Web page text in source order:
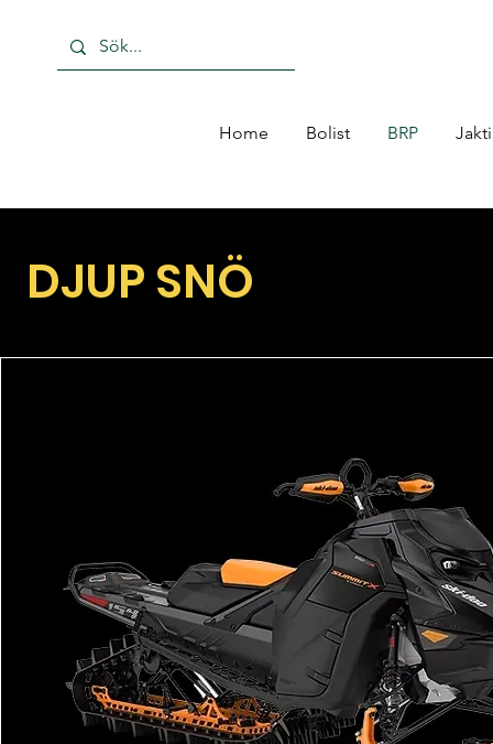
Home Bolist BRP
DJUP SNÖ